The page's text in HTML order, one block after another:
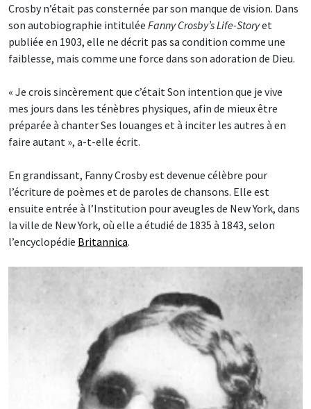
Crosby n’était pas consternée par son manque de vision. Dans
son autobiographie intitulée Fanny Crosby’s Life-Storyet
publiée en 1903, elle ne décrit pas sa condition comme une
faiblesse, mais comme une force dans son adoration de Dieu.
« Je crois sincèrement que c’était Son intention que je vive
mes jours dans les ténèbres physiques, afin de mieux être
préparée à chanter Ses louanges et à inciter les autres à en
faire autant », a-t-elle écrit.
En grandissant, Fanny Crosby est devenue célèbre pour
l’écriture de poèmes et de paroles de chansons. Elle est
ensuite entrée à l’Institution pour aveugles de New York, dans
la ville de New York, où elle a étudié de 1835 à 1843, selon
l’encyclopédie Britannica.